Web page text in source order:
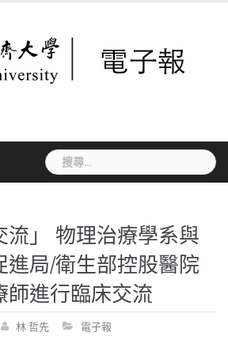
搜
尋
字:
流」 物理治療學系與
進局/衛生部控股醫院
師進行臨床交流
林 哲先 電子報